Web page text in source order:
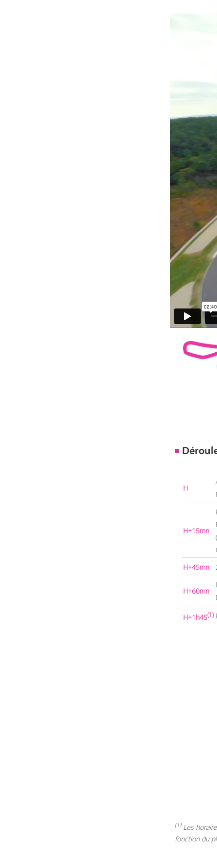
H
H+15mn
H+45mn
H+60mn
H+1h45(1)
(1)Les
fonction du